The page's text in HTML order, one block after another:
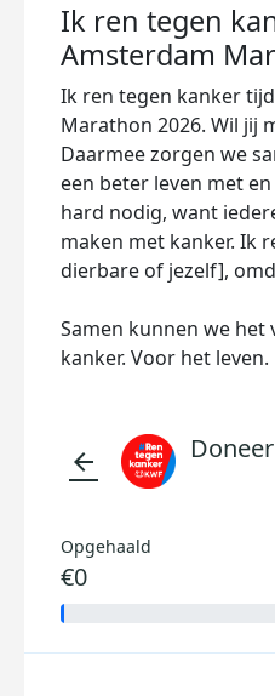
Ik ren tegen
Amsterdam
Ik ren tegen kanker
Marathon 2026. Wil jij
Daarmee zorgen we
een beter leven met
hard nodig, want
maken met kanker. Ik
dierbare of jezelf],
Samen kunnen we het
kanker. Voor het leven.
arrow_back
Opgehaald
€0